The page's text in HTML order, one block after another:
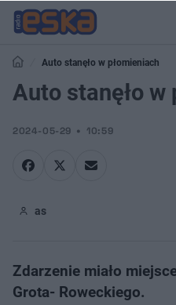
Auto stanęło w płomieniach
Auto stanęło w
2024-05-29 10:59
as
Zdarzenie miało
Grota- Roweckiego.